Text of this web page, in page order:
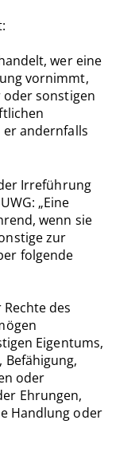
wer eine
vornimmt,
sonstigen
er andernfalls
Irreführung
„Eine
wenn sie
zur
folgende
des
Eigentums,
oder
Ehrungen,
Handlung oder